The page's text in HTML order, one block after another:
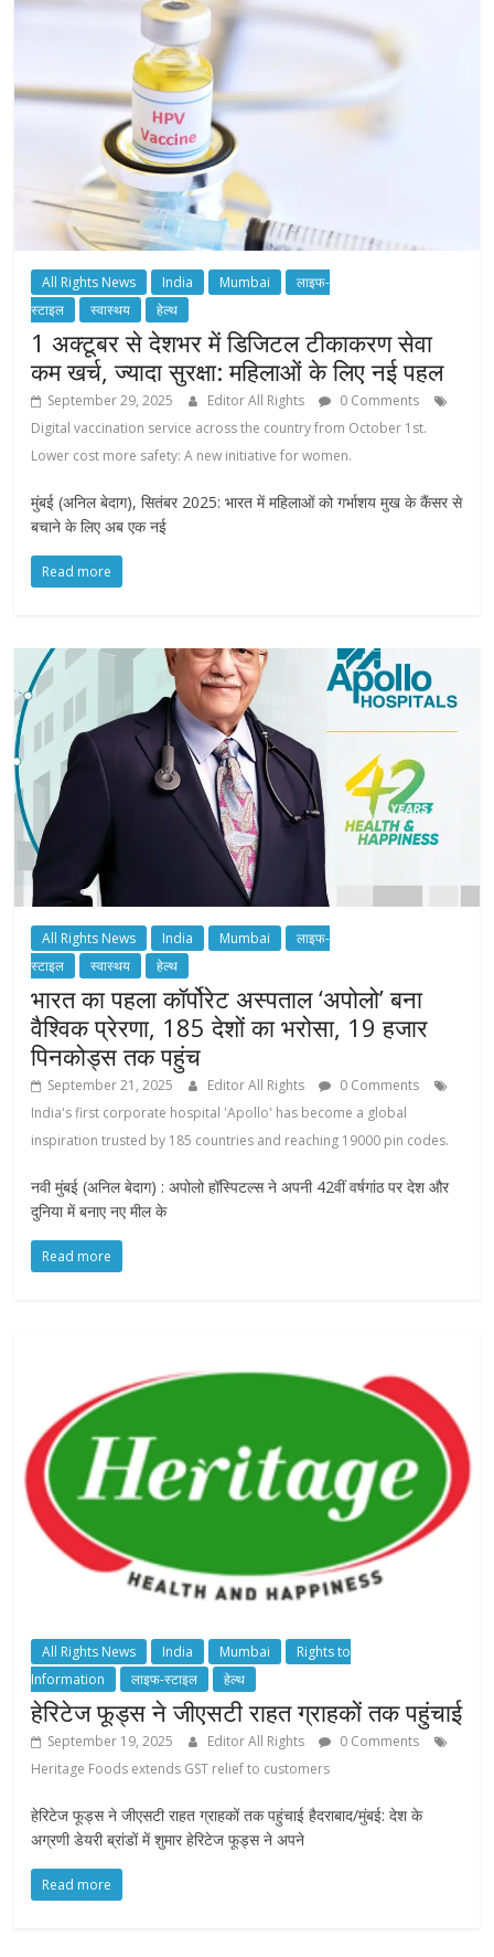
All Rights News India Mumbai
लाइफ-
स्टाइल
स्वास्थय हेल्थ
1 अक्टूबर से देशभर में डिजिटल टीकाकरण सेवा
कम खर्च, ज्यादा सुरक्षा: महिलाओं के लिए नई पहल
September 29, 2025 Editor All Rights
0 Comments
Digital vaccination service across the country from October 1st.
Lower cost more safety: A new initiative for women.
मुंबई (अनिल बेदाग), सितंबर 2025: भारत में महिलाओं को गर्भाशय मुख के कैंसर से
बचाने के लिए अब एक नई
Read more
All Rights News India Mumbai
लाइफ-
स्टाइल
स्वास्थय हेल्थ
भारत का पहला कॉर्पोरेट अस्पताल ‘अपोलो’ बना
वैश्विक प्रेरणा, 185 देशों का भरोसा, 19 हजार
पिनकोड्स तक पहुंच
September 21, 2025 Editor All Rights
0 Comments
India's first corporate hospital 'Apollo' has become a global
inspiration trusted by 185 countries and reaching 19000 pin codes.
नवी मुंबई (अनिल बेदाग) : अपोलो हॉस्पिटल्स ने अपनी 42वीं वर्षगांठ पर देश और
दुनिया में बनाए नए मील के
Read more
All Rights News India Mumbai
Rights to
Information
लाइफ-स्टाइल हेल्थ
हेरिटेज फूड्स ने जीएसटी राहत ग्राहकों तक पहुंचाई
September 19, 2025 Editor All Rights
0 Comments
Heritage Foods extends GST relief to customers
हेरिटेज फूड्स ने जीएसटी राहत ग्राहकों तक पहुंचाई हैदराबाद/मुंबई: देश के
अग्रणी डेयरी ब्रांडों में शुमार हेरिटेज फूड्स ने अपने
Read more